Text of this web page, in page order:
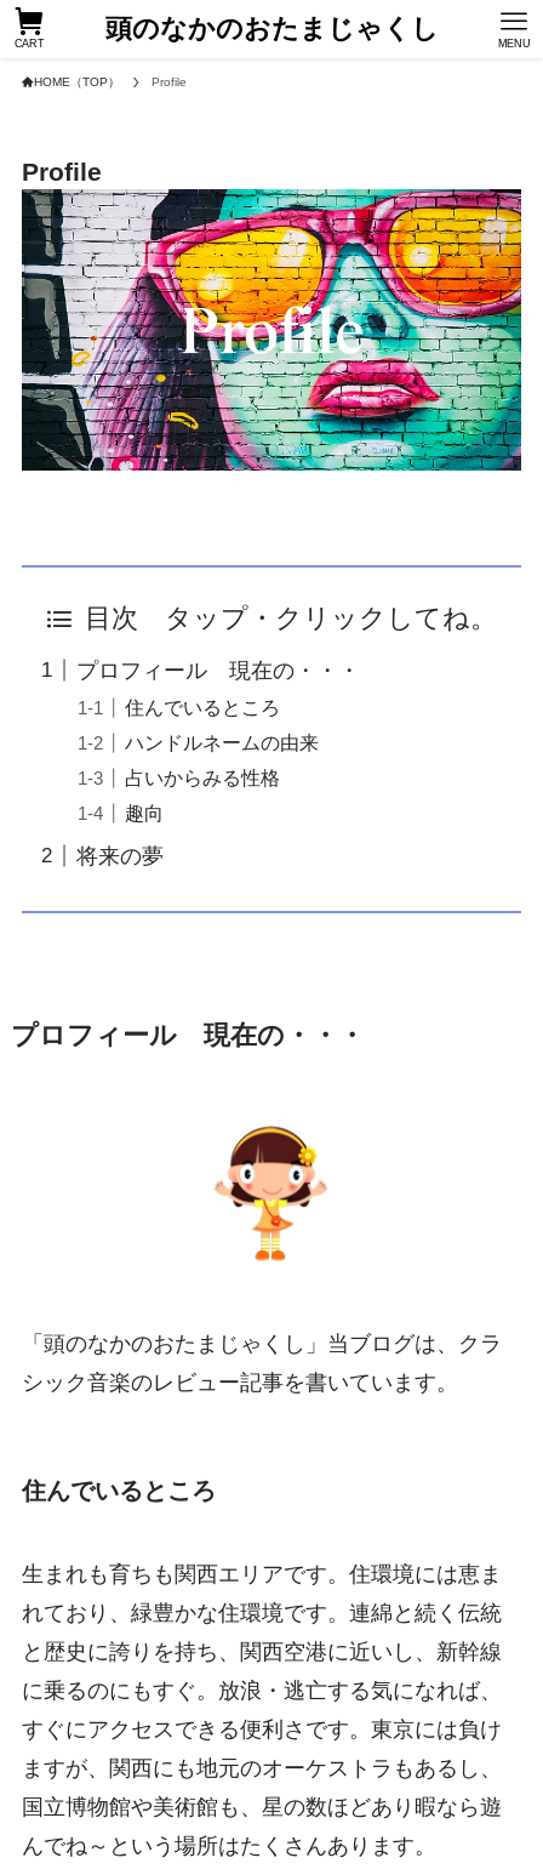
頭のなかのおたまじゃくし
CART MENU
HOME（TOP） Profile
Profile
目次 タップ・クリックしてね。
プロフィール 現在の・・・
住んでいるところ
ハンドルネームの由来
占いからみる性格
趣向
将来の夢
プロフィール 現在の・・・
「頭のなかのおたまじゃくし」当ブログは、クラ
シック音楽のレビュー記事を書いています。
住んでいるところ
生まれも育ちも関西エリアです。住環境には恵ま
れており、緑豊かな住環境です。連綿と続く伝統
と歴史に誇りを持ち、関西空港に近いし、新幹線
に乗るのにもすぐ。放浪・逃亡する気になれば、
すぐにアクセスできる便利さです。東京には負け
ますが、関西にも地元のオーケストラもあるし、
国立博物館や美術館も、星の数ほどあり暇なら遊
んでね～という場所はたくさんあります。